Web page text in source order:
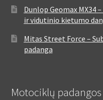
Dunlop Geomax MX34
ir vidutinio kietumo
Mitas Street Force –
padanga
Motociklų padangos